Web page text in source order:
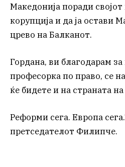
Македонија поради
корупција и да ја остави
црево на Балканот.
Гордана, ви благодарам
професорка по право, се
ќе бидете и на страната
Реформи сега. Европа
претседателот Филипче.